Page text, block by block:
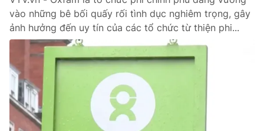
vào những bê bối quấy rối tình dục nghiêm trọng, gây
ảnh hưởng đến uy tín của các tổ chức từ thiện phi...